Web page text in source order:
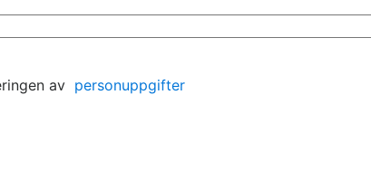
av personuppgifter